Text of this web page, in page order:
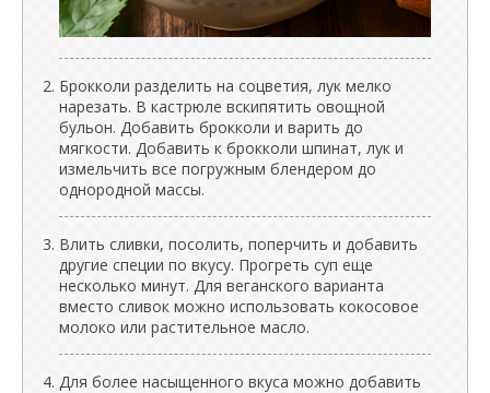
Брокколи разделить на соцветия, лук мелко
нарезать. В кастрюле вскипятить овощной
бульон. Добавить брокколи и варить до
мягкости. Добавить к брокколи шпинат, лук и
измельчить все погружным блендером до
однородной массы.
Влить сливки, посолить, поперчить и добавить
другие специи по вкусу. Прогреть суп еще
несколько минут. Для веганского варианта
вместо сливок можно использовать кокосовое
молоко или растительное масло.
Для более насыщенного вкуса можно добавить